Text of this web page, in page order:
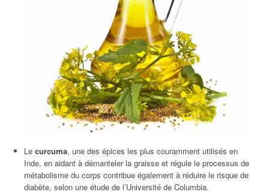
Le curcuma, une des épices les plus couramment utilisés en
Inde, en aidant à démanteler la graisse et régule le processus de
métabolisme du corps contribue également à réduire le risque de
diabète, selon une étude de l’Université de Columbia.